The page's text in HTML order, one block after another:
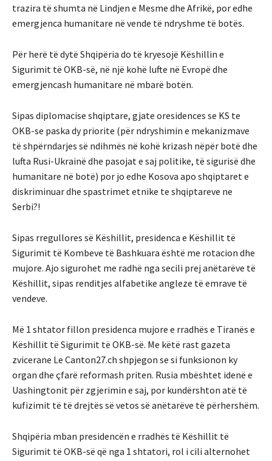
trazira të shumta në Lindjen e Mesme dhe Afrikë, por edhe
emergjenca humanitare në vende të ndryshme të botës.
Për herë të dytë Shqipëria do të kryesojë Këshillin e
Sigurimit të OKB-së, në një kohë lufte në Evropë dhe
emergjencash humanitare në mbarë botën.
Sipas diplomacise shqiptare, gjate oresidences se KS te
OKB-se paska dy priorite (për ndryshimin e mekanizmave
të shpërndarjes së ndihmës në kohë krizash nëpër botë dhe
lufta Rusi-Ukrainë dhe pasojat e saj politike, të sigurisë dhe
humanitare në botë) por jo edhe Kosova apo shqiptaret e
diskriminuar dhe spastrimet etnike te shqiptareve ne
Serbi?!
Sipas rregullores së Këshillit, presidenca e Këshillit të
Sigurimit të Kombeve të Bashkuara është me rotacion dhe
mujore. Ajo sigurohet me radhë nga secili prej anëtarëve të
Këshillit, sipas renditjes alfabetike angleze të emrave të
vendeve.
Më 1 shtator fillon presidenca mujore e rradhës e Tiranës e
Këshillit të Sigurimit të OKB-së. Me këtë rast gazeta
zvicerane Le Canton27.ch shpjegon se si funksionon ky
organ dhe çfarë reformash priten. Rusia mbështet idenë e
Uashingtonit për zgjerimin e saj, por kundërshton atë të
kufizimit të të drejtës së vetos së anëtarëve të përhershëm.
Shqipëria mban presidencën e rradhës të Këshillit të
Sigurimit të OKB-së që nga 1 shtatori, rol i cili alternohet